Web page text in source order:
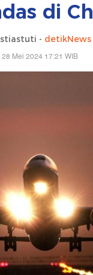
di
- detikNews
Mei 2024 17:21 WIB